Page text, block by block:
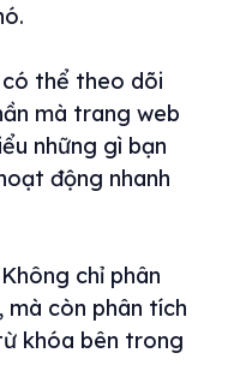
có thể theo dõi
mà trang web
những gì bạn
động nhanh
chỉ phân
còn phân tích
khóa bên trong